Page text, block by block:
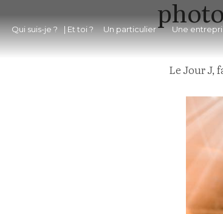
Qui suis-je ? Un particulier Une
Le Jour J,